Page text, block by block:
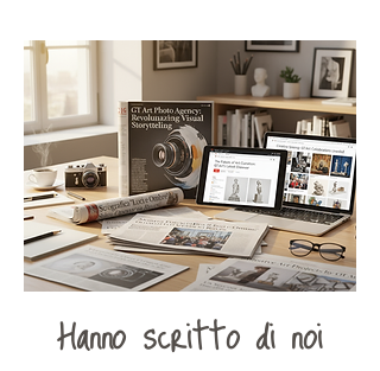
Hanno scritto di noi